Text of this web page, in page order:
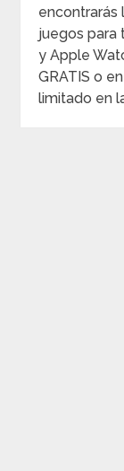
encontrarás
juegos para
y Apple
GRATIS o
limitado en